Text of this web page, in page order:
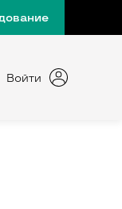
Войти